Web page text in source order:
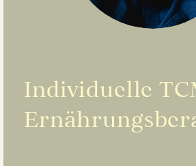
Individuelle